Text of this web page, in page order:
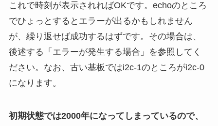
これで時刻が表示されればOKです。echoのところ
でひょっとするとエラーが出るかもしれません
が、繰り返せば成功するはずです。その場合は、
後述する「エラーが発生する場合」を参照してく
ださい。なお、古い基板ではi2c-1のところがi2c-0
になります。
初期状態では2000年になってしまっているので、